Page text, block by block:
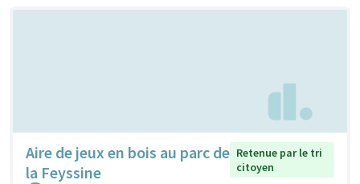
Aire de jeux en bois au parc de
la Feyssine
Retenue par le tri
citoyen